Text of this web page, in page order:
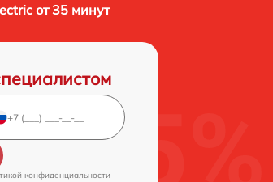
от 35 минут
конфиденциальности